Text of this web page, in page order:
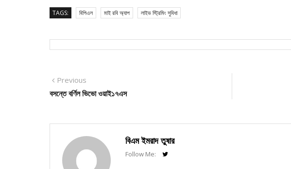
TAGS: বিপিএল মাই রবি অ্যাপ লাইভ স্ট্রিমিং সুবিধা
Post
navigation
Previous
post:
বসন্তে বর্ণিল ভিভো ওয়াই১৭এস
বিএম ইমরাদ তুষার
Follow Me: